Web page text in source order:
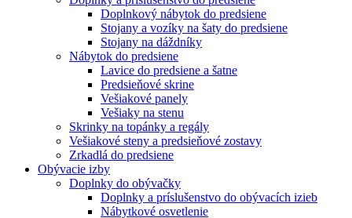
Doplnkový nábytok do predsiene
Stojany a vozíky na šaty do predsiene
Stojany na dáždníky
Nábytok do predsiene
Lavice do predsiene a šatne
Predsieňové skrine
Vešiakové panely
Vešiaky na stenu
Skrinky na topánky a regály
Vešiakové steny a predsieňové zostavy
Zrkadlá do predsiene
Obývacie izby
Doplnky do obývačky
Doplnky a príslušenstvo do obývacích izieb
Nábytkové osvetlenie